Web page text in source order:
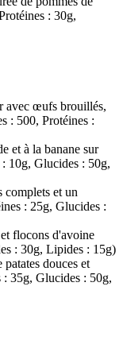
: 30g,
avec œufs brouillés,
: 500, Protéines :
et à la banane sur
10g, Glucides : 50g,
complets et un
: 25g, Glucides :
flocons d'avoine
: 30g, Lipides : 15g)
douces et
: 35g, Glucides : 50g,